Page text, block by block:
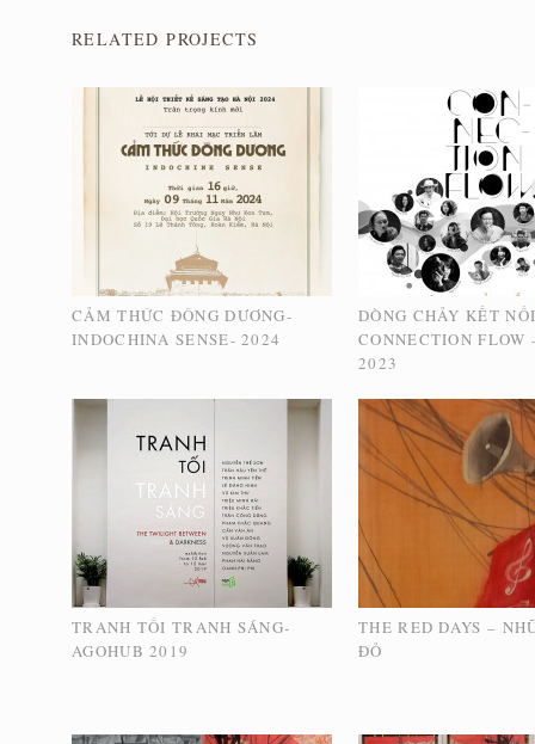
RELATED PROJECTS
CẢM THỨC ĐÔNG DƯƠNG-
INDOCHINA SENSE- 2024
DÒNG CHẢY KẾT
CONNECTION FLOW
2023
TRANH TỐI TRANH SÁNG-
AGOHUB 2019
THE RED DAYS –
ĐỎ